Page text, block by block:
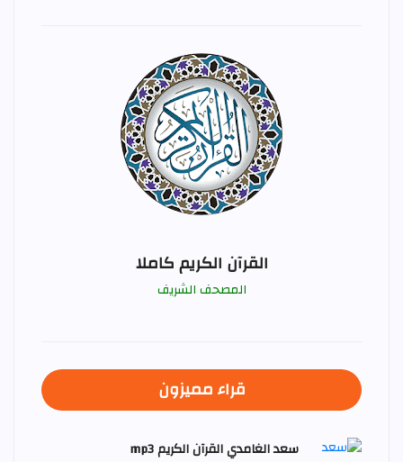
القرآن الكريم كاملا
المصحف الشريف
قراء مميزون
سعد الغامدي القرآن الكريم mp3